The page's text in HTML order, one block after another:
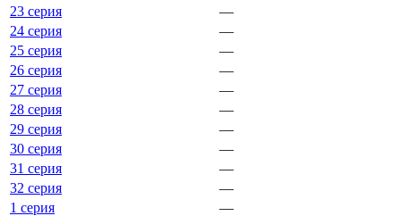
23 серия
—
24 серия
—
25 серия
—
26 серия
—
27 серия
—
28 серия
—
29 серия
—
30 серия
—
31 серия
—
32 серия
—
1 серия
—